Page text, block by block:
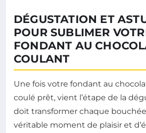
DÉGUSTATION ET
POUR SUBLIMER
FONDANT AU
COULANT
Une fois votre fondant au
coulé prêt, vient l’étape de la
doit transformer chaque
véritable moment de plaisir et